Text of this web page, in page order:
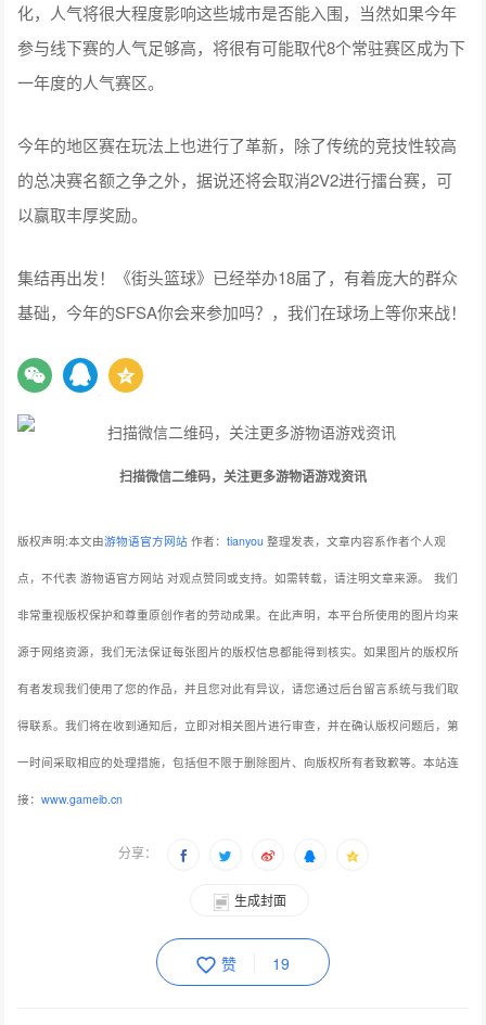
化，人气将很大程度影响这些城市是否能入围，当然如果今年
参与线下赛的人气足够高，将很有可能取代8个常驻赛区成为下
一年度的人气赛区。
今年的地区赛在玩法上也进行了革新，除了传统的竞技性较高
的总决赛名额之争之外，据说还将会取消2V2进行擂台赛，可
以赢取丰厚奖励。
集结再出发！《街头篮球》已经举办18届了，有着庞大的群众
基础，今年的SFSA你会来参加吗？，我们在球场上等你来战！
扫描微信二维码，关注更多游物语游戏资讯
版权声明:本文由游物语官方网站 作者：tianyou 整理发表，文章内容系作者个人观
点，不代表 游物语官方网站 对观点赞同或支持。如需转载，请注明文章来源。 我们
非常重视版权保护和尊重原创作者的劳动成果。在此声明，本平台所使用的图片均来
源于网络资源，我们无法保证每张图片的版权信息都能得到核实。如果图片的版权所
有者发现我们使用了您的作品，并且您对此有异议，请您通过后台留言系统与我们取
得联系。我们将在收到通知后，立即对相关图片进行审查，并在确认版权问题后，第
一时间采取相应的处理措施，包括但不限于删除图片、向版权所有者致歉等。本站连
接：www.gameib.cn
分享：
生成封面
赞 19